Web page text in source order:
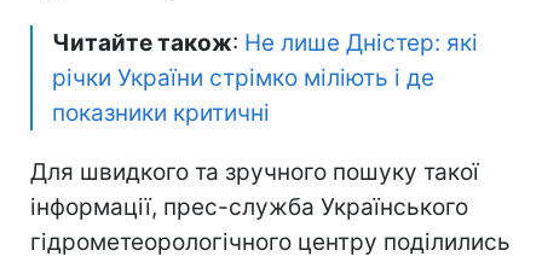
Читайте також: Не лише Дністер: які
річки України стрімко міліють і де
показники критичні
Для швидкого та зручного пошуку такої
інформації, прес-служба Українського
гідрометеорологічного центру поділились